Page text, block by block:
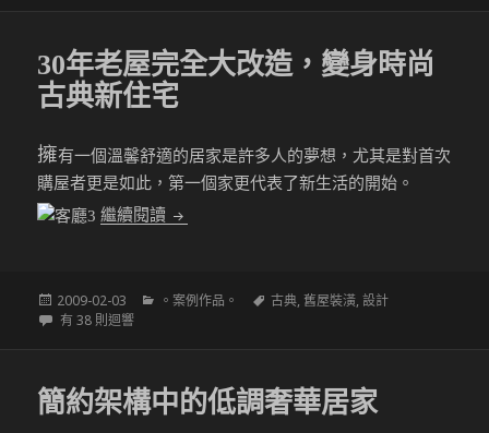
30年老屋完全大改造，變身時尚
古典新住宅
擁有一個溫馨舒適的居家是許多人的夢想，尤其是對首次
購屋者更是如此，第一個家更代表了新生活的開始。
繼續閱讀 30年老屋完全大改造，變身時尚古典新住宅
發
佈
2009-02-03
分。案例作品。
標
古典, 舊屋裝潢,設計
30年老屋完全大改造，變身時尚古典新住宅
有 38 則迴響
簡約架構中的低調奢華居家